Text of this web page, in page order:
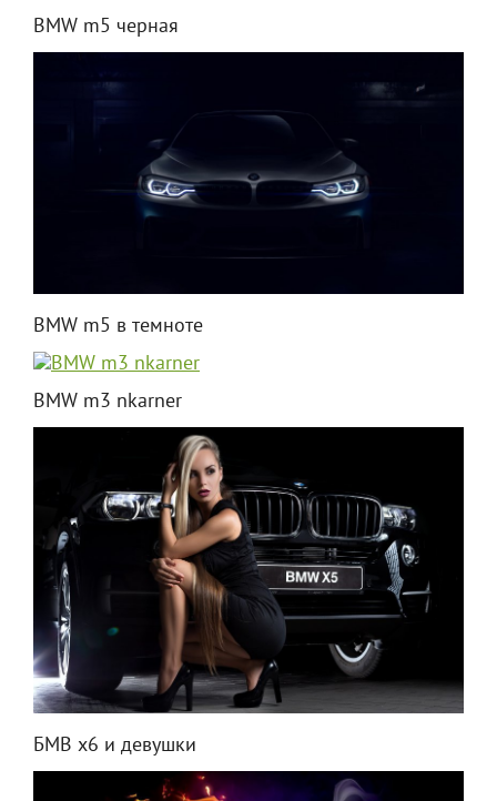
BMW m5 черная
BMW m5 в темноте
BMW m3 nkarner
БМВ х6 и девушки